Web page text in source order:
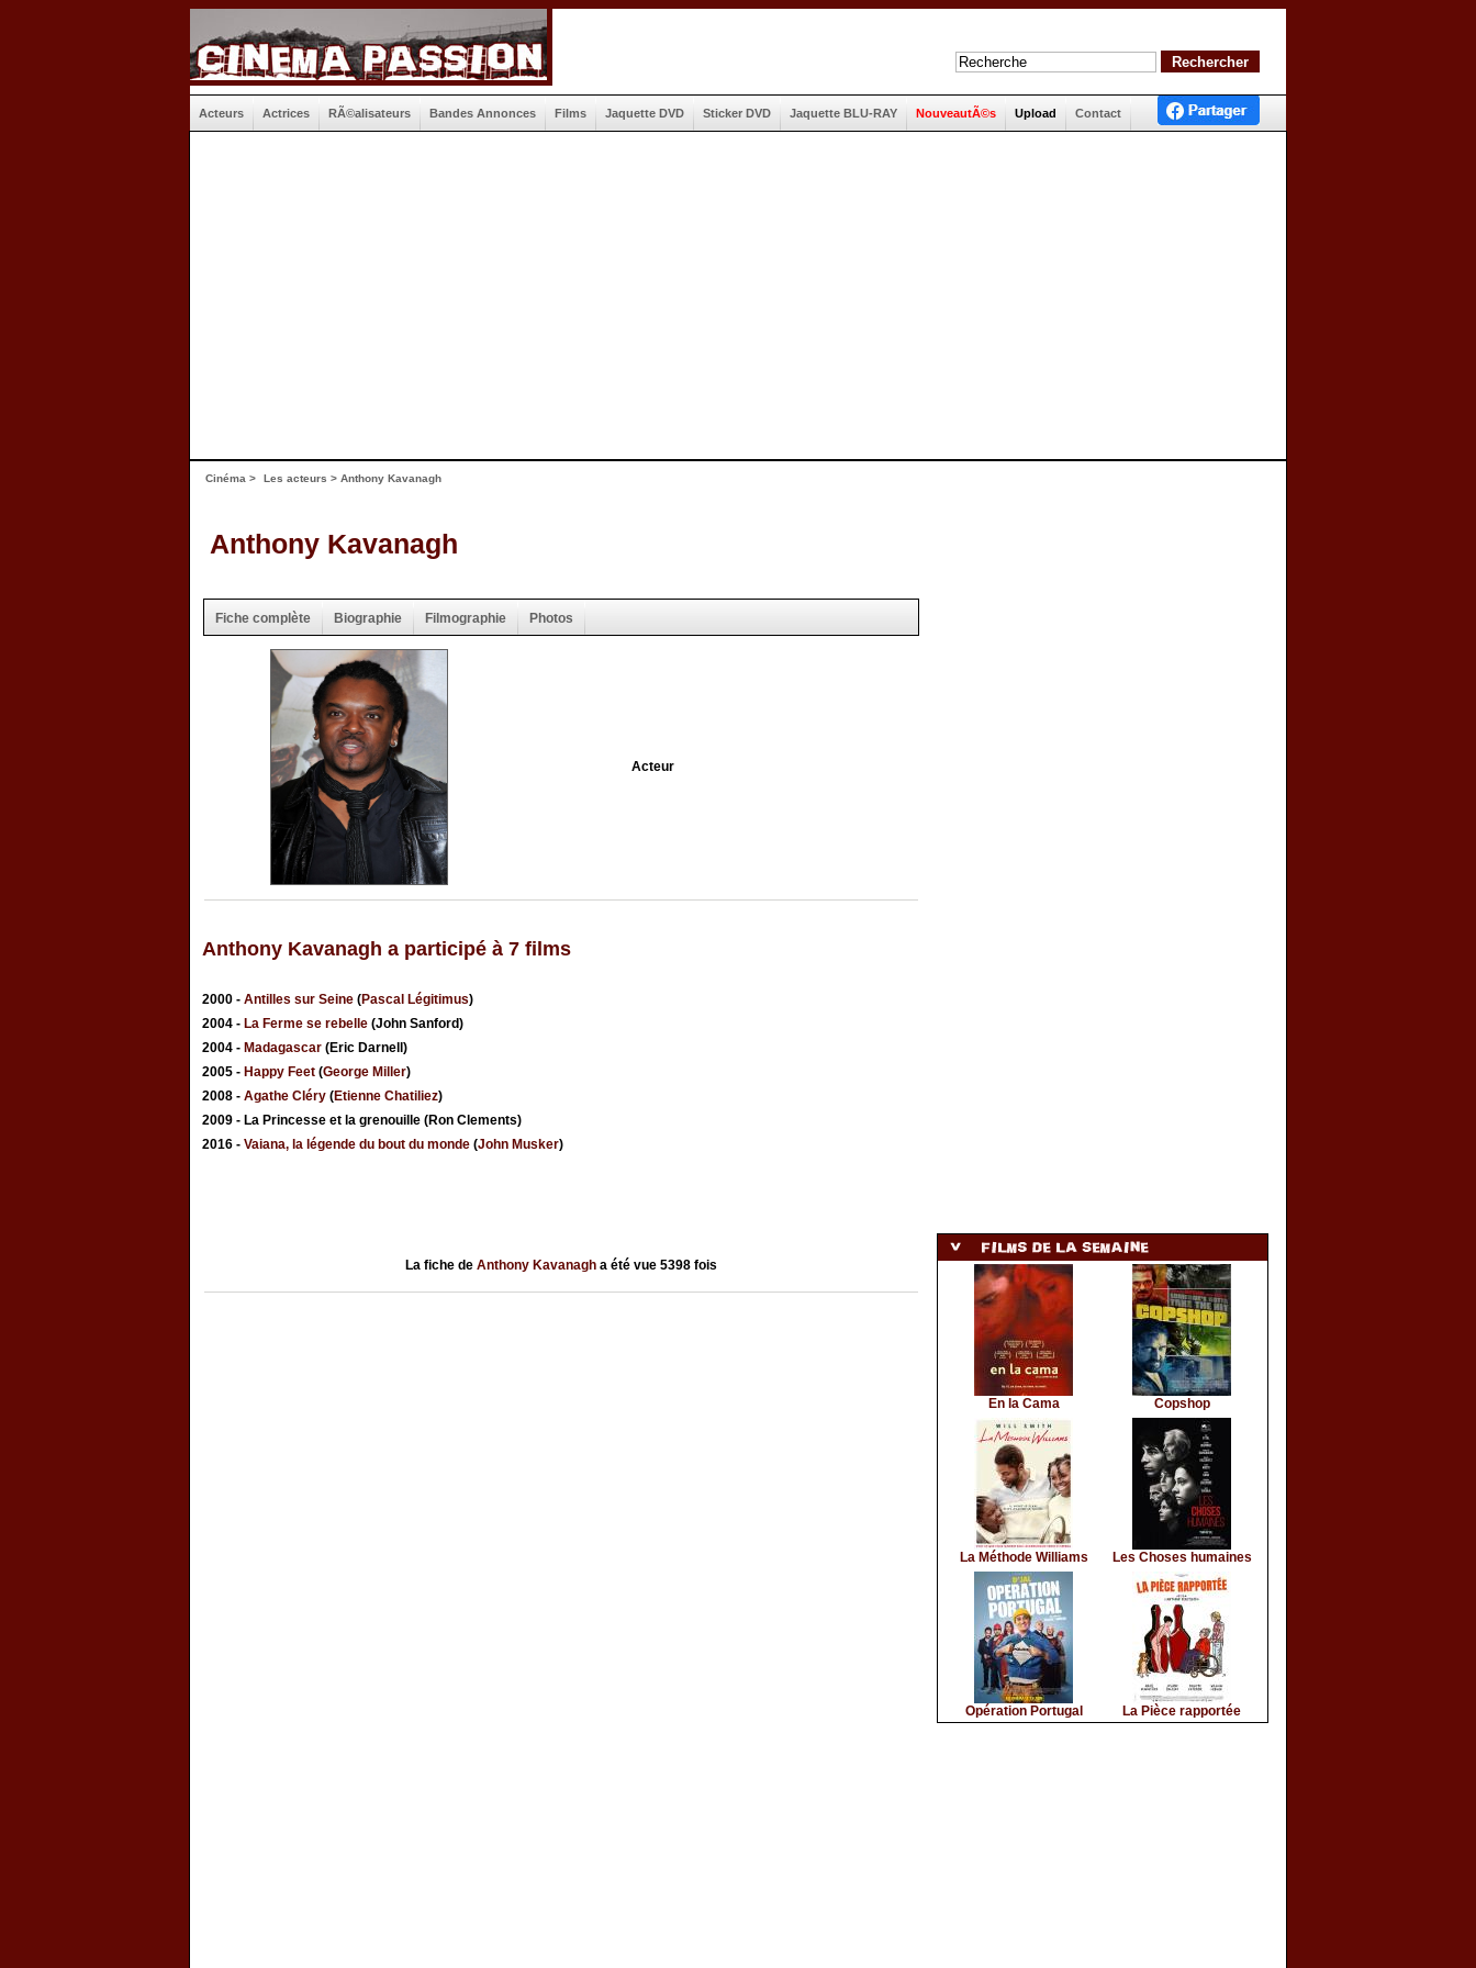
Acteurs Actrices RÃ©alisateurs Bandes Annonces Films Jaquette DVD Sticker DVD Jaquette BLU-RAY NouveautÃ©s Upload Contact
Cinéma > Les acteurs > Anthony Kavanagh
Anthony Kavanagh
Fiche complète Biographie Filmographie Photos
Acteur
Anthony Kavanagh a participé à 7 films
2000 - Antilles sur Seine (Pascal Légitimus)
2004 - La Ferme se rebelle (John Sanford)
2004 - Madagascar (Eric Darnell)
2005 - Happy Feet (George Miller)
2008 - Agathe Cléry (Etienne Chatiliez)
2009 - La Princesse et la grenouille (Ron Clements)
2016 - Vaiana, la légende du bout du monde (John Musker)
La fiche de Anthony Kavanagh a été vue 5398 fois
En la Cama Copshop
La Méthode Williams Les Choses humaines
Opération Portugal La Pièce rapportée